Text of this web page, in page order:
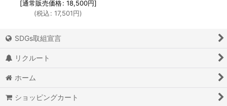
[通常販売価格: 18,500円]
(税込: 17,501円)
SDGs取組宣言
リクルート
ホーム
ショッピングカート